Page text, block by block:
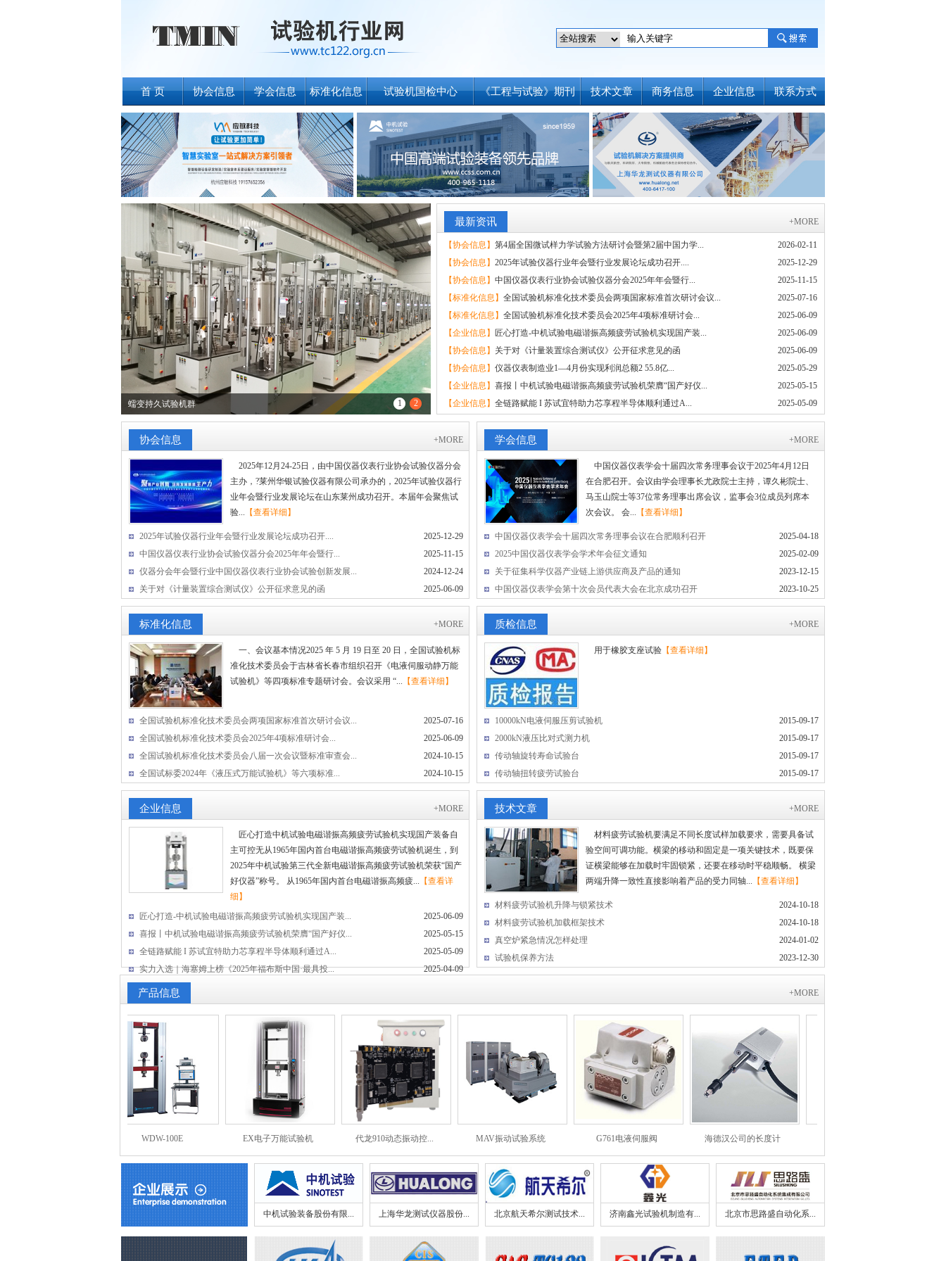
首 页 协会信息 学会信息 标准化信息 试验机国检中心 《工程与试验》期刊 技术文章 商务信息 企业信息 联系方式
DF系列电液伺服液压万能试验系统 1 2
最新资讯 +MORE
2026-02-11
【协会信息】 第4届全国微试样力学试验方法研讨会暨第2届中国力学...
2025-12-29
【协会信息】 2025年试验仪器行业年会暨行业发展论坛成功召开....
2025-11-15
【协会信息】 中国仪器仪表行业协会试验仪器分会2025年年会暨行...
2025-07-16
【标准化信息】 全国试验机标准化技术委员会两项国家标准首次研讨会议...
2025-06-09
【标准化信息】 全国试验机标准化技术委员会2025年4项标准研讨会...
2025-06-09
【企业信息】
匠心打造-中机试验电磁谐振高频疲劳试验机实现国产装...
2025-06-09
【协会信息】 关于对《计量装置综合测试仪》公开征求意见的函
2025-05-29
【协会信息】 仪器仪表制造业1—4月份实现利润总额2 55.8亿...
2025-05-15
【企业信息】 喜报丨中机试验电磁谐振高频疲劳试验机荣膺“国产好仪...
2025-05-09
【企业信息】 全链路赋能 I 苏试宜特助力芯享程半导体顺利通过A...
协会信息 +MORE
2025年12月24-25日，由中国仪器仪表行业协会试验仪器分会
主办，?莱州华银试验仪器有限公司承办的，2025年试验仪器行
业年会暨行业发展论坛在山东莱州成功召开。本届年会聚焦试
验... 【查看详细】
2025-12-29
2025年试验仪器行业年会暨行业发展论坛成功召开....
2025-11-15
中国仪器仪表行业协会试验仪器分会2025年年会暨行...
2024-12-24
仪器分会年会暨行业中国仪器仪表行业协会试验创新发展...
2025-06-09
关于对《计量装置综合测试仪》公开征求意见的函
学会信息 +MORE
中国仪器仪表学会十届四次常务理事会议于2025年4月12日
在合肥召开。会议由学会理事长尤政院士主持，谭久彬院士、
马玉山院士等37位常务理事出席会议，监事会3位成员列席本
次会议。 会... 【查看详细】
2025-04-18
中国仪器仪表学会十届四次常务理事会议在合肥顺利召开
2025-02-09
2025中国仪器仪表学会学术年会征文通知
2023-12-15
关于征集科学仪器产业链上游供应商及产品的通知
2023-10-25
中国仪器仪表学会第十次会员代表大会在北京成功召开
标准化信息 +MORE
一、会议基本情况2025 年 5 月 19 日至 20 日，全国试验机标
准化技术委员会于吉林省长春市组织召开《电液伺服动静万能
试验机》等四项标准专题研讨会。会议采用 “... 【查看详细】
2025-07-16
全国试验机标准化技术委员会两项国家标准首次研讨会议...
2025-06-09
全国试验机标准化技术委员会2025年4项标准研讨会...
2024-10-15
全国试验机标准化技术委员会八届一次会议暨标准审查会...
2024-10-15
全国试标委2024年《液压式万能试验机》等六项标准...
质检信息 +MORE
用于橡胶支座试验 【查看详细】
2015-09-17
10000kN电液伺服压剪试验机
2015-09-17
2000kN液压比对式测力机
2015-09-17
传动轴旋转寿命试验台
2015-09-17
传动轴扭转疲劳试验台
企业信息 +MORE
匠心打造中机试验电磁谐振高频疲劳试验机实现国产装备自
主可控无从1965年国内首台电磁谐振高频疲劳试验机诞生，到
2025年中机试验第三代全新电磁谐振高频疲劳试验机荣获“国产
好仪器”称号。 从1965年国内首台电磁谐振高频疲... 【查看详
细】
2025-06-09
匠心打造-中机试验电磁谐振高频疲劳试验机实现国产装...
2025-05-15
喜报丨中机试验电磁谐振高频疲劳试验机荣膺“国产好仪...
2025-05-09
全链路赋能 I 苏试宜特助力芯享程半导体顺利通过A...
2025-04-09
实力入选｜海塞姆上榜《2025年福布斯中国·最具投...
技术文章 +MORE
材料疲劳试验机要满足不同长度试样加载要求，需要具备试
验空间可调功能。横梁的移动和固定是一项关键技术，既要保
证横梁能够在加载时牢固锁紧，还要在移动时平稳顺畅。 横梁
两端升降一致性直接影响着产品的受力同轴... 【查看详细】
2024-10-18
材料疲劳试验机升降与锁紧技术
2024-10-18
材料疲劳试验机加载框架技术
2024-01-02
真空炉紧急情况怎样处理
2023-12-30
试验机保养方法
产品信息 +MORE
WDW-100E EX电子万能试验机 代龙910动态振动控... MAV振动试验系统 G761电液伺服阀 海德汉公司的长度计
中机试验装备股份有限... 上海华龙测试仪器股份... 北京航天希尔测试技术... 济南鑫光试验机制造有... 北京市思路盛自动化系...